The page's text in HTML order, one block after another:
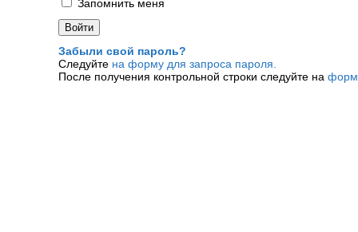
Запомнить меня
Забыли свой пароль?
Следуйте на форму для запроса пароля.
После получения контрольной строки следуйте на